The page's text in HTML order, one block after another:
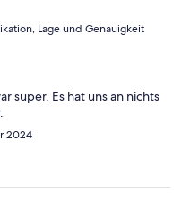
Lage und Genauigkeit
super. Es hat uns an nichts
2024